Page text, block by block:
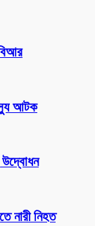
আটক
উদ্বোধন
নারী নিহত